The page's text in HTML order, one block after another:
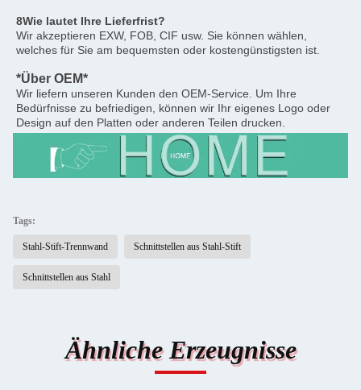
8Wie lautet Ihre Lieferfrist?
Wir akzeptieren EXW, FOB, CIF usw. Sie können wählen,
welches für Sie am bequemsten oder kostengünstigsten ist.
*Über OEM*
Wir liefern unseren Kunden den OEM-Service. Um Ihre
Bedürfnisse zu befriedigen, können wir Ihr eigenes Logo oder
Design auf den Platten oder anderen Teilen drucken.
Tags:
Stahl-Stift-Trennwand Schnittstellen aus Stahl-Stift
Schnittstellen aus Stahl
Ähnliche Erzeugnisse